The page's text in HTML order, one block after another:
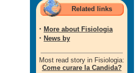
Related links
· More about Fisiologia
· News by
Most read story in Fisiologia:
Come curare la Candida?